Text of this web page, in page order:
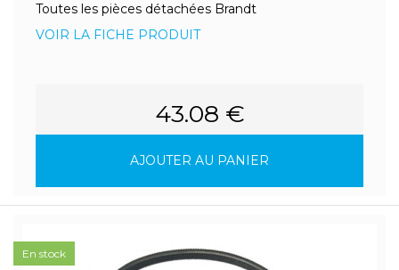
Toutes les pièces détachées Brandt
VOIR LA FICHE PRODUIT
43.08 €
AJOUTER AU PANIER
En stock